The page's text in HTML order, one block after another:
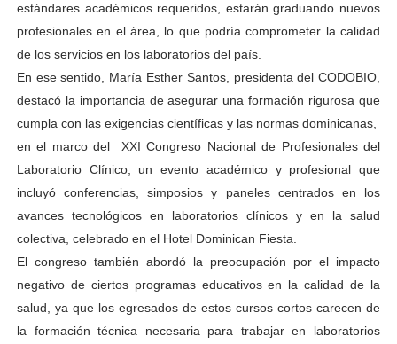
estándares académicos requeridos, estarán graduando nuevos
profesionales en el área, lo que podría comprometer la calidad
de los servicios en los laboratorios del país.
En ese sentido, María Esther Santos, presidenta del CODOBIO,
destacó la importancia de asegurar una formación rigurosa que
cumpla con las exigencias científicas y las normas dominicanas,
en el marco del XXI Congreso Nacional de Profesionales del
Laboratorio Clínico, un evento académico y profesional que
incluyó conferencias, simposios y paneles centrados en los
avances tecnológicos en laboratorios clínicos y en la salud
colectiva, celebrado en el Hotel Dominican Fiesta.
El congreso también abordó la preocupación por el impacto
negativo de ciertos programas educativos en la calidad de la
salud, ya que los egresados de estos cursos cortos carecen de
la formación técnica necesaria para trabajar en laboratorios